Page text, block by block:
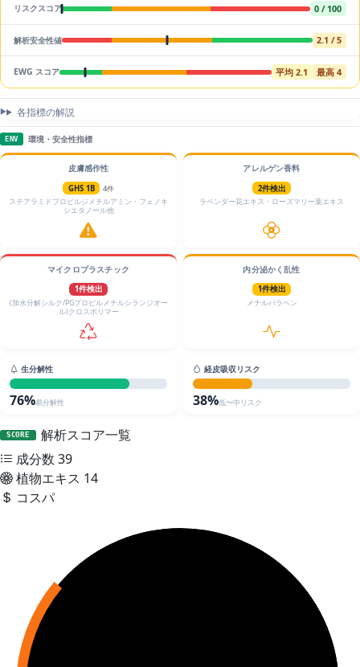
リスクスコア 0 / 100
解析安全性値 2.1 / 5
EWG スコア 平均 2.1 最高 4
各指標の解説
ENV 環境・安全性指標
皮膚感作性
GHS 1B
4件
ステアラミドプロピルジメチルアミン・フェノキ
シエタノール他
アレルゲン香料
2件検出
ラベンダー花エキス・ローズマリー葉エキス
マイクロプラスチック
1件検出
(加水分解シルク/PGプロピルメチルシランジオー
ル)クロスポリマー
内分泌かく乱性
1件検出
メチルパラベン
生分解性
76%易分解性
経皮吸収リスク
38%低〜中リスク
SCORE
解析スコア一覧
成分数 39
植物エキス 14
コスパ